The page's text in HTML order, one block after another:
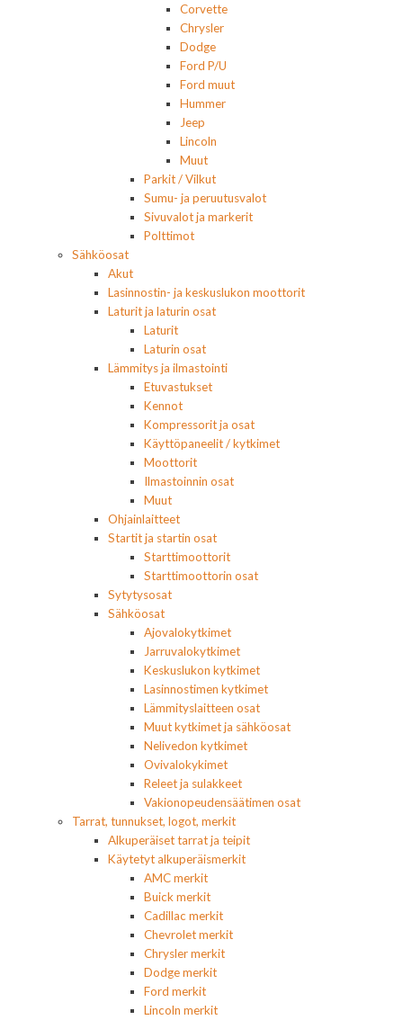
Corvette
Chrysler
Dodge
Ford P/U
Ford muut
Hummer
Jeep
Lincoln
Muut
Parkit / Vilkut
Sumu- ja peruutusvalot
Sivuvalot ja markerit
Polttimot
Sähköosat
Akut
Lasinnostin- ja keskuslukon moottorit
Laturit ja laturin osat
Laturit
Laturin osat
Lämmitys ja ilmastointi
Etuvastukset
Kennot
Kompressorit ja osat
Käyttöpaneelit / kytkimet
Moottorit
Ilmastoinnin osat
Muut
Ohjainlaitteet
Startit ja startin osat
Starttimoottorit
Starttimoottorin osat
Sytytysosat
Sähköosat
Ajovalokytkimet
Jarruvalokytkimet
Keskuslukon kytkimet
Lasinnostimen kytkimet
Lämmityslaitteen osat
Muut kytkimet ja sähköosat
Nelivedon kytkimet
Ovivalokykimet
Releet ja sulakkeet
Vakionopeudensäätimen osat
Tarrat, tunnukset, logot, merkit
Alkuperäiset tarrat ja teipit
Käytetyt alkuperäismerkit
AMC merkit
Buick merkit
Cadillac merkit
Chevrolet merkit
Chrysler merkit
Dodge merkit
Ford merkit
Lincoln merkit